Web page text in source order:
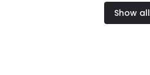
Show all